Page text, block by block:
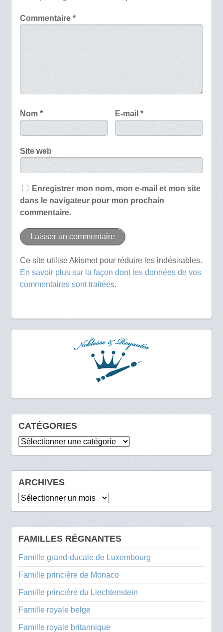
Commentaire *
Nom * E-mail*
Site web
Enregistrer mon nom, mon e-mail et mon site
dans le navigateur pour mon prochain
commentaire.
Ce site utilise Akismet pour réduire les indésirables.
En savoir plus sur la façon dont les données de vos
commentaires sont traitées.
CATÉGORIES
Catégories
ARCHIVES
Archives
FAMILLES RÉGNANTES
Famille grand-ducale de Luxembourg
Famille princière de Monaco
Famille princière du Liechtenstein
Famille royale belge
Famille royale britannique